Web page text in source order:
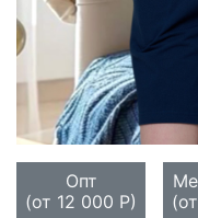
Опт
(от 12 000 Р)